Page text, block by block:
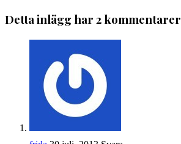
Detta inlägg har 2 kommentarer